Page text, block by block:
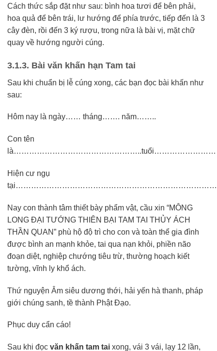
Cách thức sắp đặt như sau: bình hoa tươi để bên phải,
hoa quả để bên trái, lư hướng để phía trước, tiếp đến là 3
cây đèn, rồi đến 3 ký rượu, trong nữa là bài vị, mặt chữ
quay về hướng người cúng.
3.1.3. Bài văn khấn hạn Tam tai
Sau khi chuẩn bị lễ cúng xong, các bạn đọc bài khấn như
sau:
Hôm nay là ngày…… tháng……. năm……..
Con tên
Hiện cư ngụ
Nay con thành tâm thiết bày phẩm vật, cầu xin “MÔNG
LONG ĐẠI TƯỚNG THIÊN BẠI TAM TAI THỦY ÁCH
THẦN QUAN” phù hộ độ trì cho con và toàn thể gia đình
được bình an mạnh khỏe, tai qua nạn khỏi, phiền não
đoạn diệt, nghiệp chướng tiêu trừ, thường hoạch kiết
tường, vĩnh ly khổ ách.
Thứ nguyện Âm siêu dương thới, hải yến hà thanh, pháp
giới chúng sanh, tề thành Phật Đạo.
Phục duy cẩn cáo!
Sau khi đọc văn khấn tam tai xong, vái 3 vái, lạy 12 lần,